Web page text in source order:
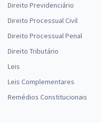
Direito Previdenciário
Direito Processual Civil
Direito Processual Penal
Direito Tributário
Leis
Leis Complementares
Remédios Constitucionais